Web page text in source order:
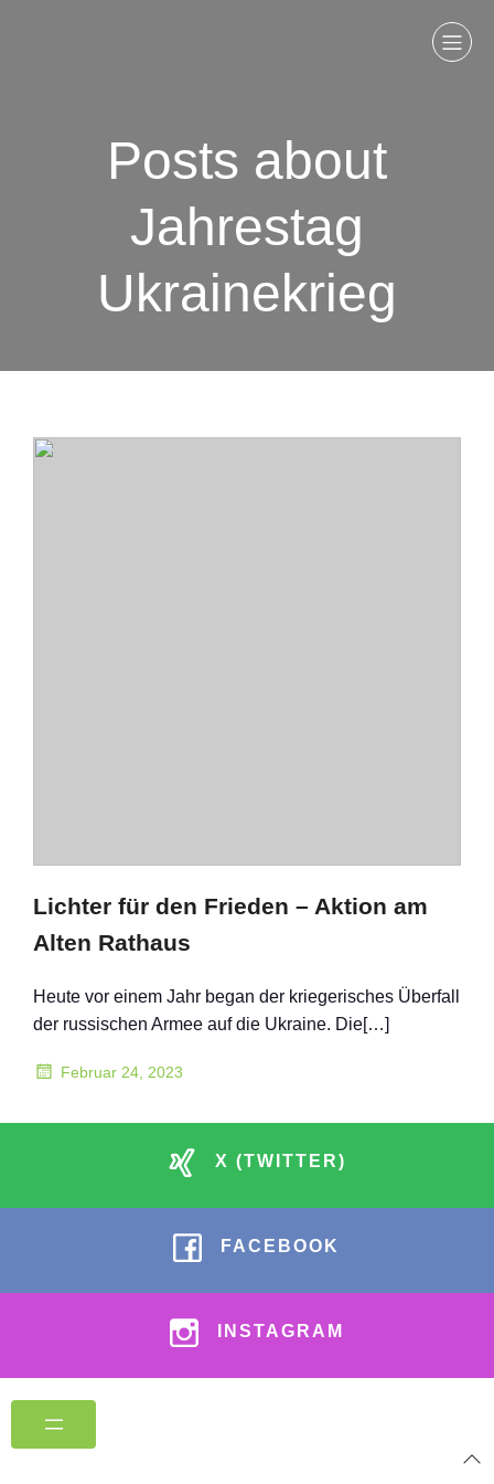
Posts about
Jahrestag
Ukrainekrieg
Lichter für den Frieden – Aktion am
Alten Rathaus
Heute vor einem Jahr began der kriegerisches Überfall
der russischen Armee auf die Ukraine. Die[…]
Februar 24, 2023
X (TWITTER)
FACEBOOK
INSTAGRAM